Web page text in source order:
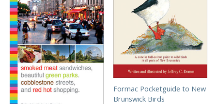
Formac Pocketguide to New
Brunswick Birds